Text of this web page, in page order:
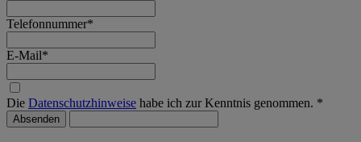
Telefonnummer*
E-Mail*
Die Datenschutzhinweise habe ich zur Kenntnis genommen. *
Absenden